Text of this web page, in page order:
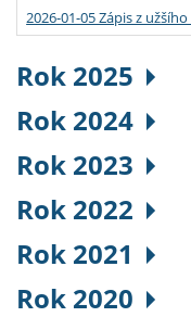
2026-01-05 Zápis z
Rok 2025
Rok 2024
Rok 2023
Rok 2022
Rok 2021
Rok 2020